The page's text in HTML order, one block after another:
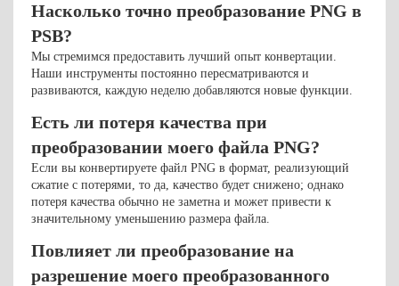
Насколько точно преобразование PNG в
PSB?
Мы стремимся предоставить лучший опыт конвертации.
Наши инструменты постоянно пересматриваются и
развиваются, каждую неделю добавляются новые функции.
Есть ли потеря качества при
преобразовании моего файла PNG?
Если вы конвертируете файл PNG в формат, реализующий
сжатие с потерями, то да, качество будет снижено; однако
потеря качества обычно не заметна и может привести к
значительному уменьшению размера файла.
Повлияет ли преобразование на
разрешение моего преобразованного